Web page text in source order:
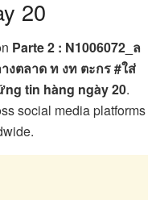
20
Parte 2 : N1006072_ล
งตลาด ท งท ตะกร #ใส่
tin hàng ngày 20.
social media platforms